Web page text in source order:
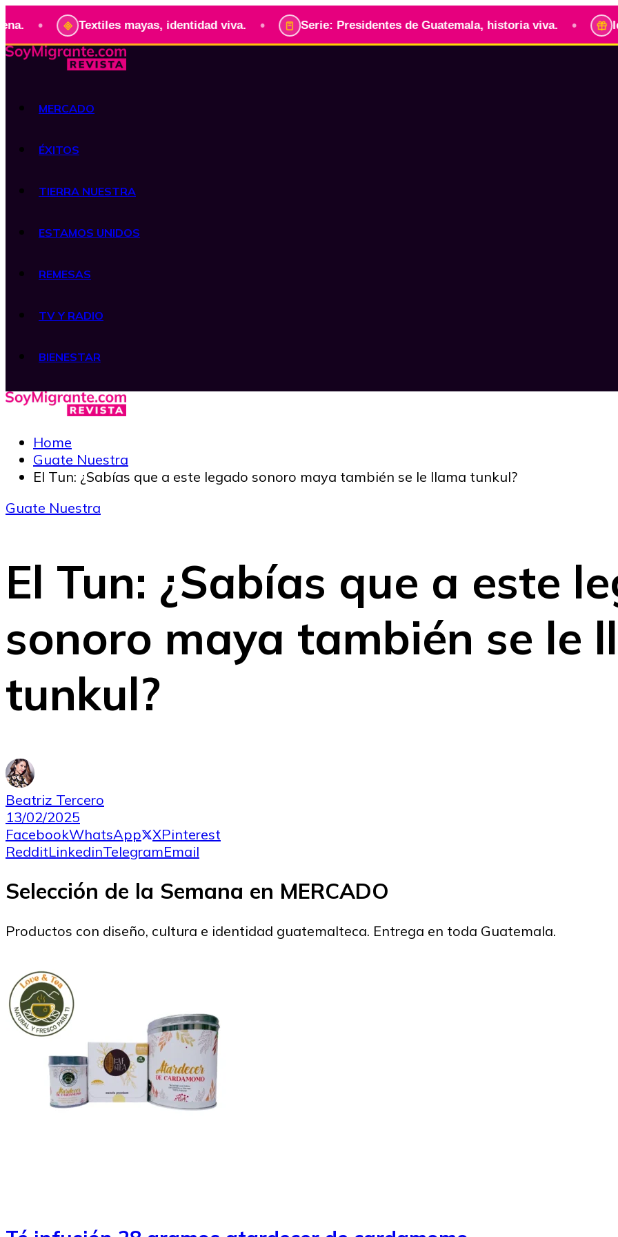
• Textiles mayas, identidad viva. • Serie: Presidentes de Guatemala, historia viva. •
MERCADO
ÉXITOS
TIERRA NUESTRA
ESTAMOS UNIDOS
REMESAS
TV Y RADIO
BIENESTAR
Home
Guate Nuestra
El Tun: ¿Sabías que a este legado sonoro maya también se le llama tunkul?
Guate Nuestra
El Tun: ¿Sabías que a este
sonoro maya también se le
tunkul?
Beatriz Tercero
13/02/2025
FacebookWhatsApp XPinterest
RedditLinkedinTelegramEmail
Selección de la Semana en MERCADO
Productos con diseño, cultura e identidad guatemalteca. Entrega en toda Guatemala.